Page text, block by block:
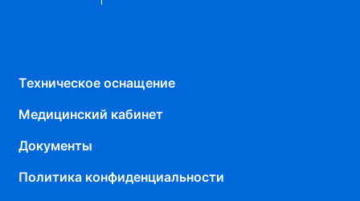
Техническое оснащение
Медицинский кабинет
Документы
Политика конфиденциальности